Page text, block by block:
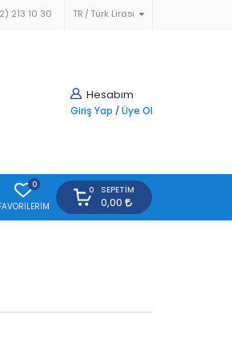
TR Türk Lirası
213 10 30
Hesabım
Giriş Yap / Üye Ol
0
FAVORILERIM
0 SEPETIM
0,00